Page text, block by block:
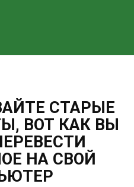
СТАРЫЕ
ВОТ КАК ВЫ
НА СВОЙ